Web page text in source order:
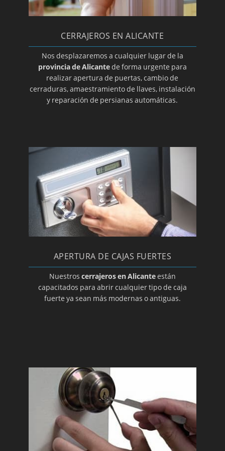
Cerrajeros en Novelda
Cerrajeros en La Nucía
Cerrajeros en Orihuela
Cerrajeros en Pedreguer
Cerrajeros en Petrer
Cerrajeros en Pilar de la Horadada
Cerrajeros en San Fulgencio
Cerrajeros en San Vicente del Raspeig
Cerrajeros en Santa Pola
Cerrajeros en Sax
Cerrajeros en Teulada
Cerrajeros en Torrevieja
Cerrajeros en Villajoyosa
Cerrajeros en Villena
CERRAJEROS EN ALICANTE
Nos desplazaremos a cualquier lugar de la
provincia de Alicantede forma urgente para
realizar apertura de puertas, cambio de
cerraduras, amaestramiento de llaves, instalación
y reparación de persianas automáticas.
APERTURA DE CAJAS FUERTES
Nuestros cerrajeros en Alicanteestán
capacitados para abrir cualquier tipo de caja
fuerte ya sean más modernas o antiguas.